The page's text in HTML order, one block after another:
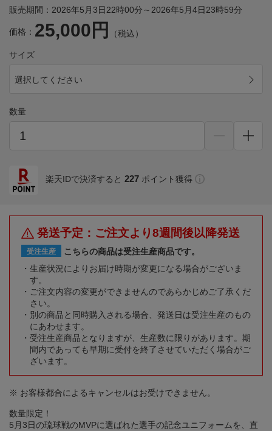
販売期間：2026年5月3日22時00分～2026年5月4日23時59分
価格： 25,000円 （税込）
サイズ
選択してください
数量
楽天IDで決済すると 227 ポイント獲得
発送予定：ご注文より8週間後以降発送
受注生産
こちらの商品は受注生産商品です。
生産状況によりお届け時期が変更になる場合がございま
す。
ご注文内容の変更ができませんのであらかじめご了承くだ
さい。
別の商品と同時購入される場合、発送日は受注生産のもの
にあわせます。
受注生産商品となりますが、生産数に限りがあります。期
間内であっても早期に受付を終了させていただく場合がご
ざいます。
※ お客様都合によるキャンセルはお受けできません。
数量限定！
5月3日の琉球戦のMVPに選ばれた選手の記念ユニフォームを、直